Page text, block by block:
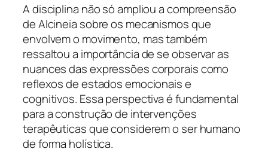
A disciplina não só ampliou a compreensão
de Alcineia sobre os mecanismos que
envolvem o movimento, mas também
ressaltou a importância de se observar as
nuances das expressões corporais como
reflexos de estados emocionais e
cognitivos. Essa perspectiva é fundamental
para a construção de intervenções
terapêuticas que considerem o ser humano
de forma holística.